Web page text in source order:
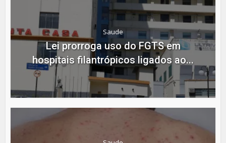
Saude
Lei prorroga uso do FGTS em
hospitais filantrópicos ligados ao...